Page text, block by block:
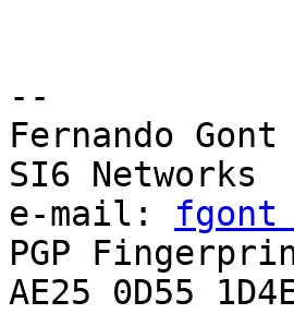
--
Fernando Gont
SI6 Networks
e-mail: fgont
PGP
AE25 0D55